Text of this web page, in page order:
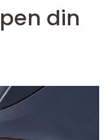
din